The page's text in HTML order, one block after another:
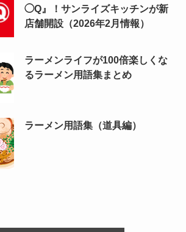
◯Q』！サンライズキッチンが新
店舗開設（2026年2月情報）
ラーメンライフが100倍楽しくな
るラーメン用語集まとめ
ラーメン用語集（道具編）